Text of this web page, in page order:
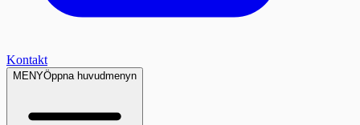
Kontakt
MENYÖppna huvudmenyn